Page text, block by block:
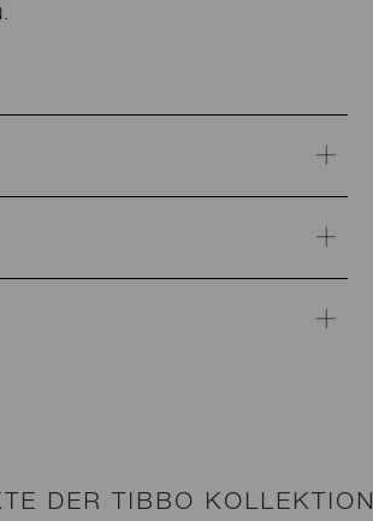
DER TIBBO KOLLEKTION